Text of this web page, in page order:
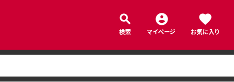
検索 マイページ お気に入り